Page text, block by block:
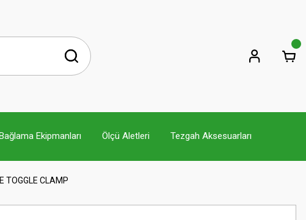
Ekipmanları Ölçü Aletleri Tezgah Aksesuarları
TOGGLE CLAMP